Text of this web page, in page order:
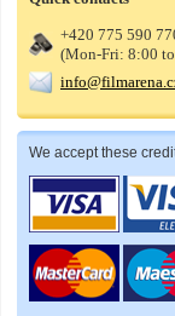
+420 775 590
(Mon-Fri: 8:00
We accept these